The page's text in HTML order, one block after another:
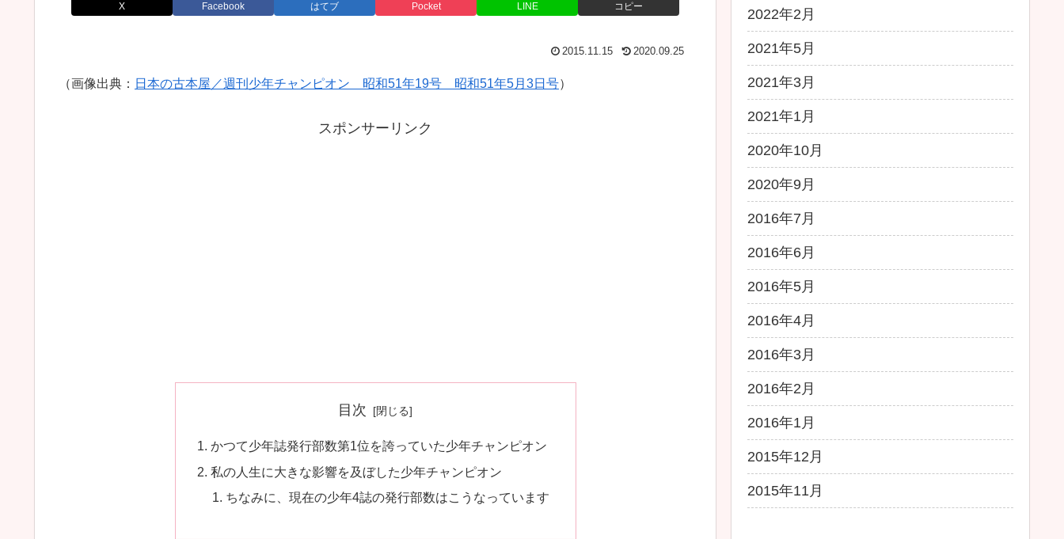
X Facebook はてブ Pocket LINE コピー
2015.11.15 2020.09.25
（画像出典： 日本の古本屋／週刊少年チャンピオン 昭和51年19号 昭和51年5月3日号）
スポンサーリンク
目次
かつて少年誌発行部数第1位を誇っていた少年チャンピオン
私の人生に大きな影響を及ぼした少年チャンピオン
ちなみに、現在の少年4誌の発行部数はこうなっています
2022年2月
2021年5月
2021年3月
2021年1月
2020年10月
2020年9月
2016年7月
2016年6月
2016年5月
2016年4月
2016年3月
2016年2月
2016年1月
2015年12月
2015年11月